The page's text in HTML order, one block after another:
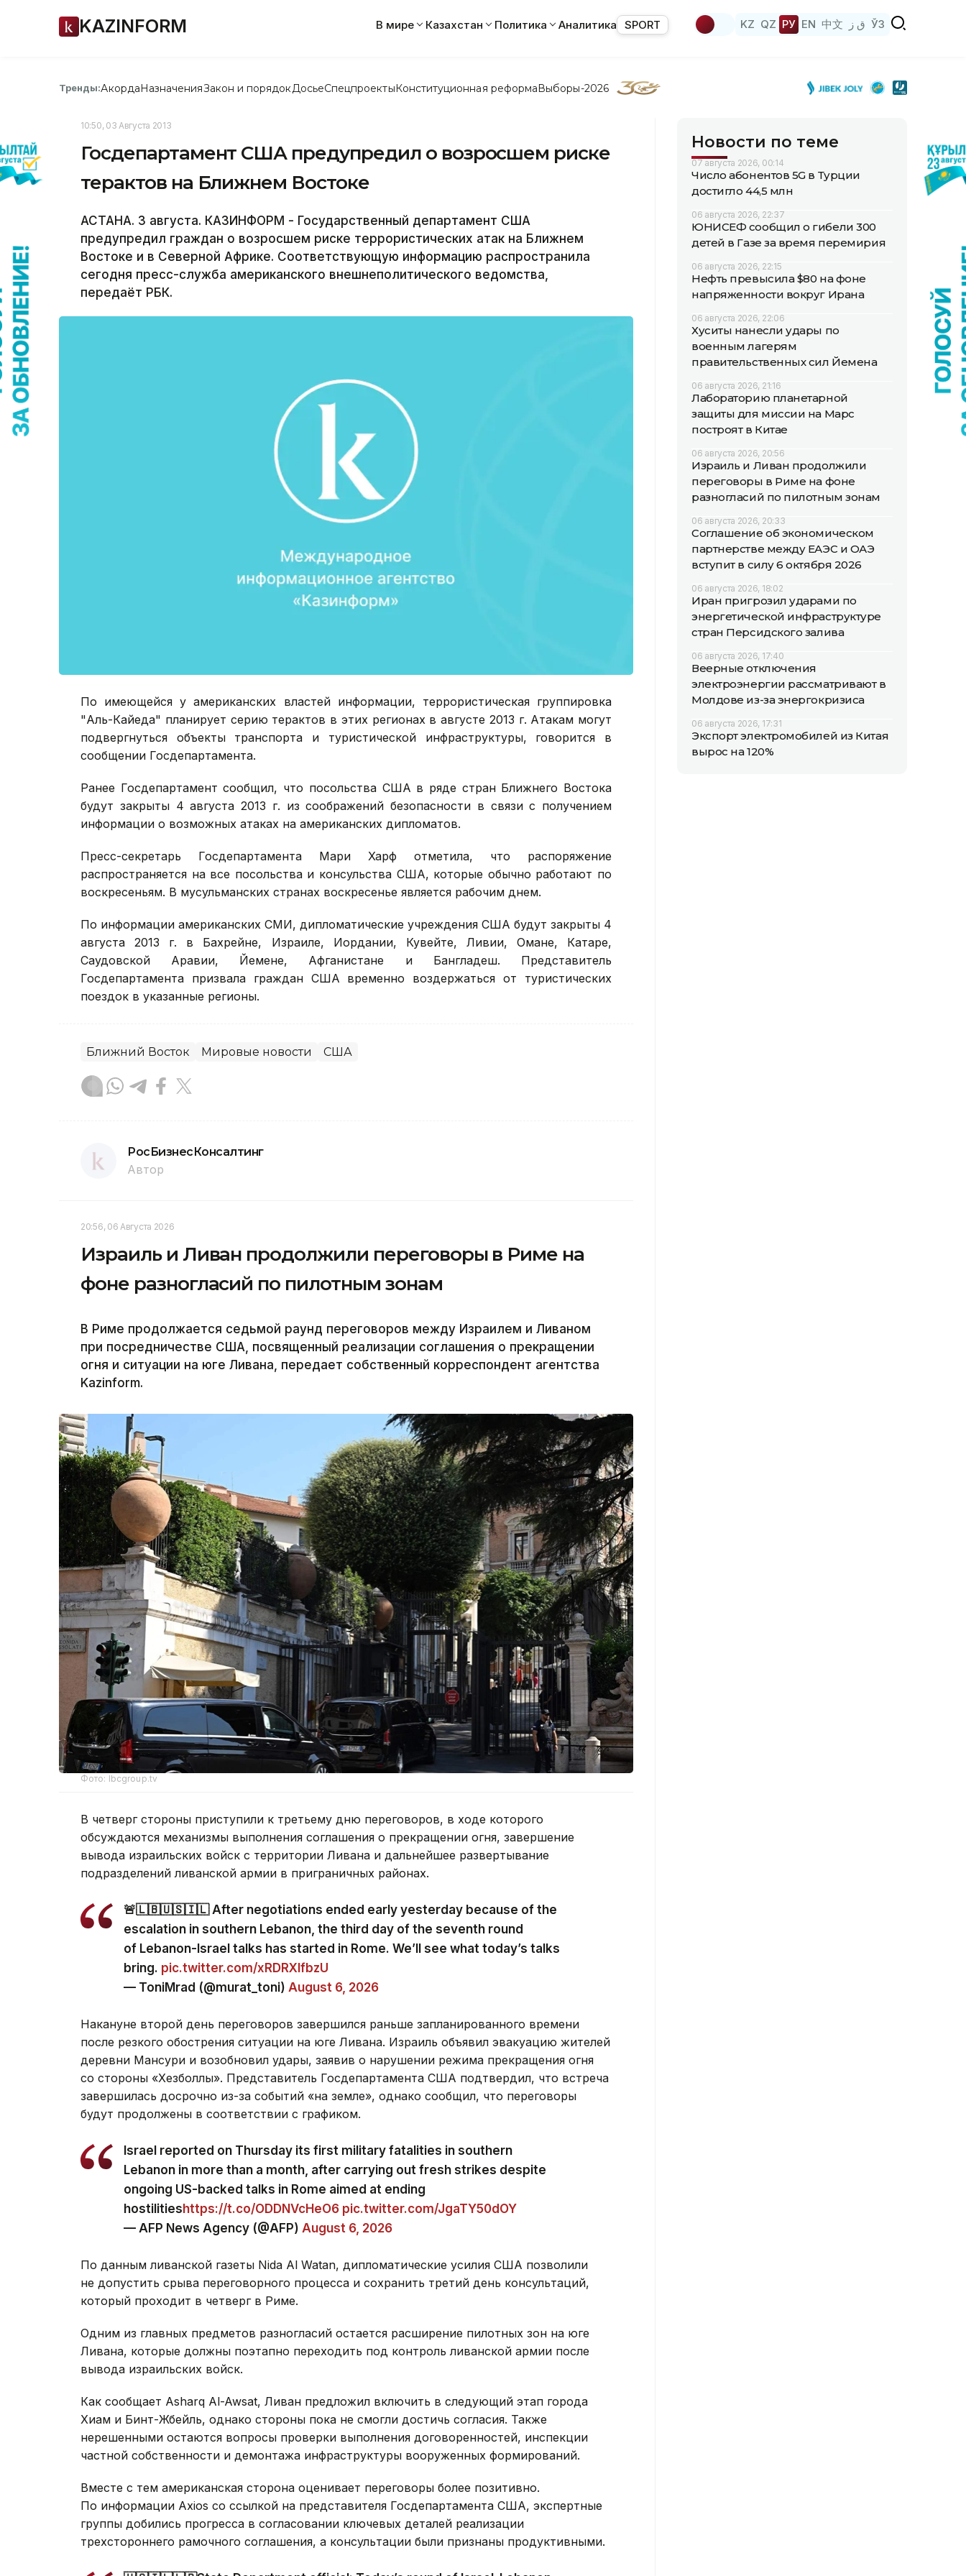
KAZINFORM В мире Казахстан Политика Аналитика SPORT KZ QZ РУ EN 中文 ق ز ЎЗ
Тренды:АкордаНазначенияЗакон и порядок ДосьеСпецпроектыКонституционная реформаВыборы-2026
10:50, 03 Августа 2013
Госдепартамент США предупредил о возросшем риске
терактов на Ближнем Востоке
АСТАНА. 3 августа. КАЗИНФОРМ - Государственный департамент США
предупредил граждан о возросшем риске террористических атак на Ближнем
Востоке и в Северной Африке. Соответствующую информацию распространила
сегодня пресс-служба американского внешнеполитического ведомства,
передаёт РБК.
По имеющейся у американских властей информации, террористическая группировка
"Аль-Кайеда" планирует серию терактов в этих регионах в августе 2013 г. Атакам могут
подвергнуться объекты транспорта и туристической инфраструктуры, говорится в
сообщении Госдепартамента.
Ранее Госдепартамент сообщил, что посольства США в ряде стран Ближнего Востока
будут закрыты 4 августа 2013 г. из соображений безопасности в связи с получением
информации о возможных атаках на американских дипломатов.
Пресс-секретарь Госдепартамента Мари Харф отметила, что распоряжение
распространяется на все посольства и консульства США, которые обычно работают по
воскресеньям. В мусульманских странах воскресенье является рабочим днем.
По информации американских СМИ, дипломатические учреждения США будут закрыты 4
августа 2013 г. в Бахрейне, Израиле, Иордании, Кувейте, Ливии, Омане, Катаре,
Саудовской Аравии, Йемене, Афганистане и Бангладеш. Представитель
Госдепартамента призвала граждан США временно воздержаться от туристических
поездок в указанные регионы.
Ближний Восток Мировые новости США
РосБизнесКонсалтинг
Автор
20:56, 06 Августа 2026
Израиль и Ливан продолжили переговоры в Риме на
фоне разногласий по пилотным зонам
В Риме продолжается седьмой раунд переговоров между Израилем и Ливаном
при посредничестве США, посвященный реализации соглашения о прекращении
огня и ситуации на юге Ливана, передает собственный корреспондент агентства
Kazinform.
Фото: lbcgroup.tv
В четверг стороны приступили к третьему дню переговоров, в ходе которого
обсуждаются механизмы выполнения соглашения о прекращении огня, завершение
вывода израильских войск с территории Ливана и дальнейшее развертывание
подразделений ливанской армии в приграничных районах.
🚨🇱🇧🇺🇸🇮🇱 After negotiations ended early yesterday because of the
escalation in southern Lebanon, the third day of the seventh round
of Lebanon-Israel talks has started in Rome. We’ll see what today’s talks
bring. pic.twitter.com/xRDRXlfbzU
— ToniMrad (@murat_toni) August 6, 2026
Накануне второй день переговоров завершился раньше запланированного времени
после резкого обострения ситуации на юге Ливана. Израиль объявил эвакуацию жителей
деревни Мансури и возобновил удары, заявив о нарушении режима прекращения огня
со стороны «Хезболлы». Представитель Госдепартамента США подтвердил, что встреча
завершилась досрочно из-за событий «на земле», однако сообщил, что переговоры
будут продолжены в соответствии с графиком.
Israel reported on Thursday its first military fatalities in southern
Lebanon in more than a month, after carrying out fresh strikes despite
ongoing US-backed talks in Rome aimed at ending
hostilitieshttps://t.co/ODDNVcHeO6 pic.twitter.com/JgaTY50dOY
— AFP News Agency (@AFP) August 6, 2026
По данным ливанской газеты Nida Al Watan, дипломатические усилия США позволили
не допустить срыва переговорного процесса и сохранить третий день консультаций,
который проходит в четверг в Риме.
Одним из главных предметов разногласий остается расширение пилотных зон на юге
Ливана, которые должны поэтапно переходить под контроль ливанской армии после
вывода израильских войск.
Как сообщает Asharq Al-Awsat, Ливан предложил включить в следующий этап города
Хиам и Бинт-Жбейль, однако стороны пока не смогли достичь согласия. Также
нерешенными остаются вопросы проверки выполнения договоренностей, инспекции
частной собственности и демонтажа инфраструктуры вооруженных формирований.
Вместе с тем американская сторона оценивает переговоры более позитивно.
По информации Axios со ссылкой на представителя Госдепартамента США, экспертные
группы добились прогресса в согласовании ключевых деталей реализации
трехстороннего рамочного соглашения, а консультации были признаны продуктивными.
Новости по теме
07 августа 2026, 00:14
Число абонентов 5G в Турции
достигло 44,5 млн
06 августа 2026, 22:37
ЮНИСЕФ сообщил о гибели 300
детей в Газе за время перемирия
06 августа 2026, 22:15
Нефть превысила $80 на фоне
напряженности вокруг Ирана
06 августа 2026, 22:06
Хуситы нанесли удары по
военным лагерям
правительственных сил Йемена
06 августа 2026, 21:16
Лабораторию планетарной
защиты для миссии на Марс
построят в Китае
06 августа 2026, 20:56
Израиль и Ливан продолжили
переговоры в Риме на фоне
разногласий по пилотным зонам
06 августа 2026, 20:33
Соглашение об экономическом
партнерстве между ЕАЭС и ОАЭ
вступит в силу 6 октября 2026
06 августа 2026, 18:02
Иран пригрозил ударами по
энергетической инфраструктуре
стран Персидского залива
06 августа 2026, 17:40
Веерные отключения
электроэнергии рассматривают в
Молдове из-за энергокризиса
06 августа 2026, 17:31
Экспорт электромобилей из Китая
вырос на 120%